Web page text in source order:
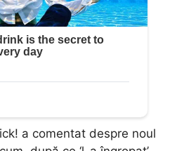
a comentat despre noul